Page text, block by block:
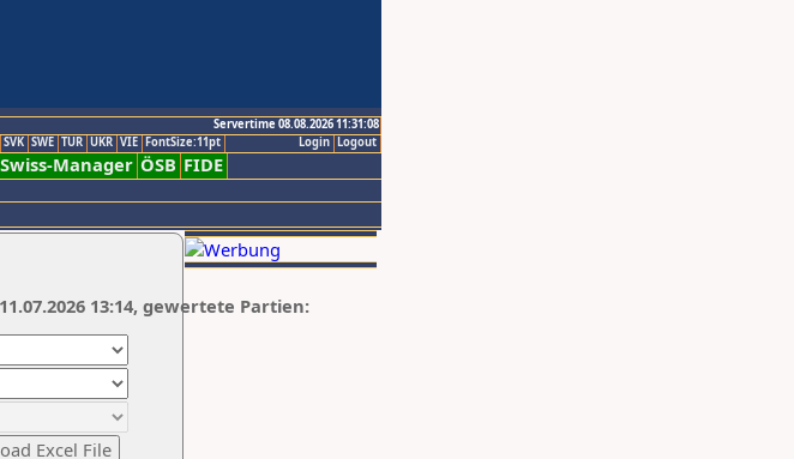
Servertime 08.08.2026 11:31:08
Logout
Login
SVK SWE TUR UKR VIE FontSize:11pt
Swiss-Manager ÖSB FIDE
13:14, gewertete Partien: